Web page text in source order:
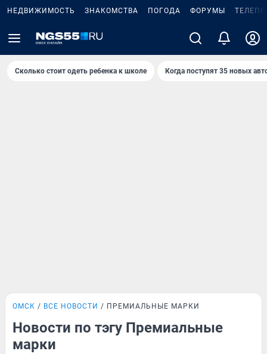
НЕДВИЖИМОСТЬ ЗНАКОМСТВА ПОГОДА ФОРУМЫ
Сколько стоит одеть ребенка к школе Когда поступят 35 новых
ОМСК ВСЕ НОВОСТИ ПРЕМИАЛЬНЫЕ МАРКИ
Новости по тэгу Премиальные
марки